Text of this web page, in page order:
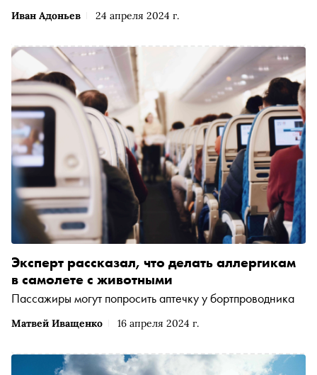
Иван Адоньев 24 апреля 2024 г.
Матвей Иващенко 16 апреля 2024 г.
Эксперт рассказал, что делать аллергикам
в самолете с животными
Пассажиры могут попросить аптечку у бортпроводника